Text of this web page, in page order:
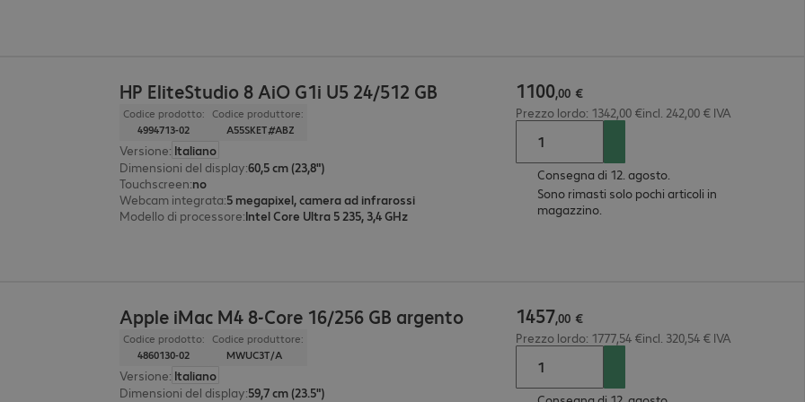
HP EliteStudio 8 AiO G1i U5 24/512 GB
Codice prodotto:
4994713-02
Codice produttore:
A55SKET#ABZ
Versione: Italiano
Dimensioni del display:60,5 cm (23,8")
Touchscreen:no
Webcam integrata:5 megapixel, camera ad infrarossi
Modello di processore:Intel Core Ultra 5 235, 3,4 GHz
1100,00 €
Prezzo lordo: 1342,00 €incl. 242,00 € IVA
Consegna di 12. agosto.
Sono rimasti solo pochi articoli in
magazzino.
Apple iMac M4 8-Core 16/256 GB argento
Codice prodotto:
4860130-02
Codice produttore:
MWUC3T/A
Versione: Italiano
Dimensioni del display:59,7 cm (23.5")
1457,00 €
Prezzo lordo: 1777,54 €incl. 320,54 € IVA